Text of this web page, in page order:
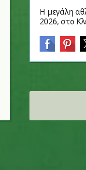
Η μεγάλη
2026, στο
Σελίδες